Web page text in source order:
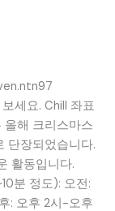
세요. Chill 좌표
올해 크리스마스
단장되었습니다.
활동입니다.
분 정도): 오전:
: 오후 2시-오후